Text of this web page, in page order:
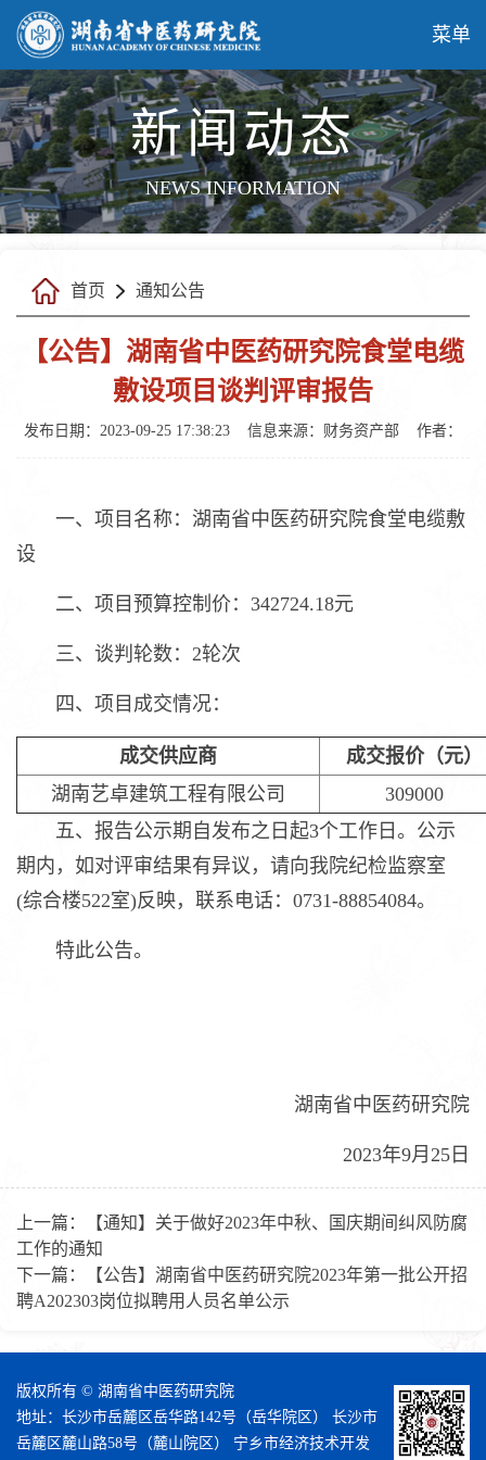
菜单
新闻动态
NEWS INFORMATION
首页 通知公告
【公告】湖南省中医药研究院食堂电缆
敷设项目谈判评审报告
发布日期：2023-09-25 17:38:23 信息来源：财务资产部 作者：
一、项目名称：湖南省中医药研究院食堂电缆敷
设
二、项目预算控制价：342724.18元
三、谈判轮数：2轮次
四、项目成交情况：
成交供应商
成交报价（元）
湖南艺卓建筑工程有限公司
309000
五、报告公示期自发布之日起3个工作日。公示
期内，如对评审结果有异议，请向我院纪检监察室
(综合楼522室)反映，联系电话：0731-88854084。
特此公告。
湖南省中医药研究院
2023年9月25日
上一篇：
【通知】关于做好2023年中秋、国庆期间纠风防腐
工作的通知
下一篇：
【公告】湖南省中医药研究院2023年第一批公开招
聘A202303岗位拟聘用人员名单公示
版权所有 © 湖南省中医药研究院
地址：长沙市岳麓区岳华路142号（岳华院区） 长沙市
岳麓区麓山路58号（麓山院区） 宁乡市经济技术开发